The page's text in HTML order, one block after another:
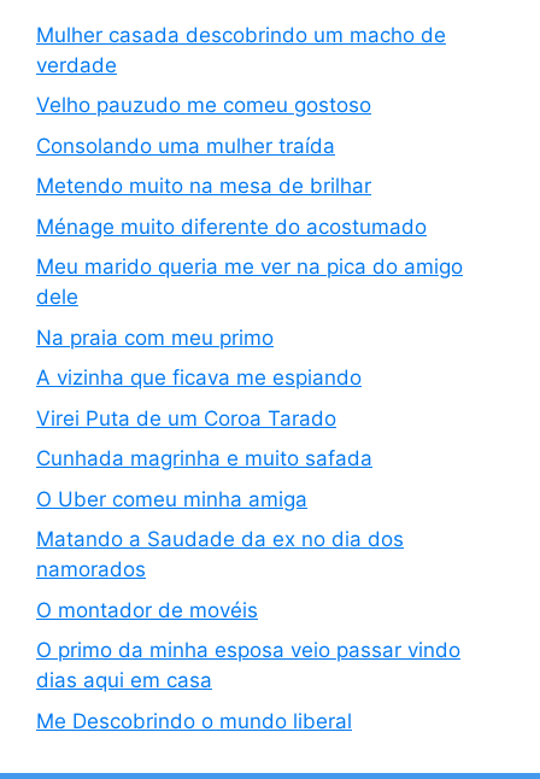
Mulher casada descobrindo um macho de
verdade
Velho pauzudo me comeu gostoso
Consolando uma mulher traída
Metendo muito na mesa de brilhar
Ménage muito diferente do acostumado
Meu marido queria me ver na pica do amigo
dele
Na praia com meu primo
A vizinha que ficava me espiando
Virei Puta de um Coroa Tarado
Cunhada magrinha e muito safada
O Uber comeu minha amiga
Matando a Saudade da ex no dia dos
namorados
O montador de movéis
O primo da minha esposa veio passar vindo
dias aqui em casa
Me Descobrindo o mundo liberal